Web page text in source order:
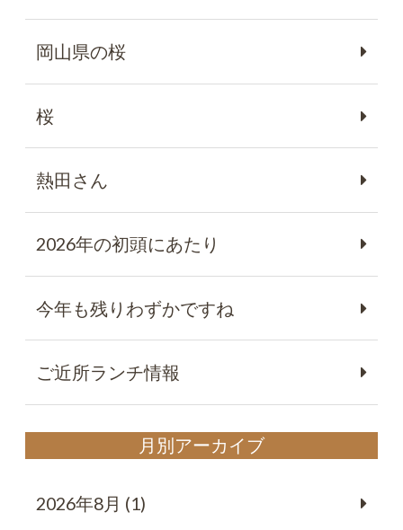
岡山県の桜
桜
熱田さん
2026年の初頭にあたり
今年も残りわずかですね
ご近所ランチ情報
月別アーカイブ
2026年8月 (1)